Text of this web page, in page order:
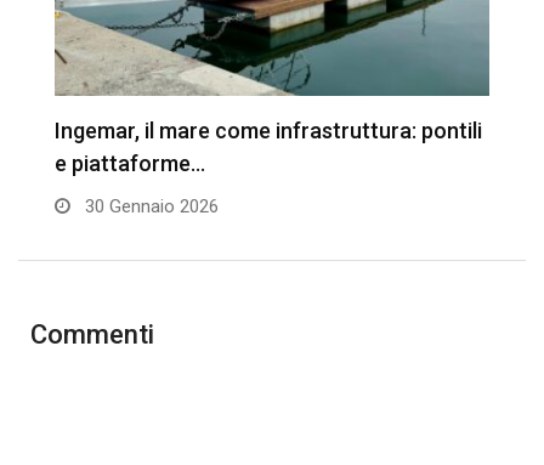
Ingemar, il mare come infrastruttura: pontili
e piattaforme…
30 Gennaio 2026
Commenti